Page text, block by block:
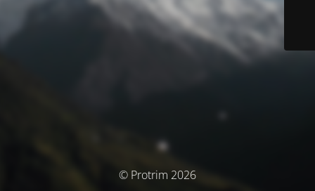
© Protrim 2026